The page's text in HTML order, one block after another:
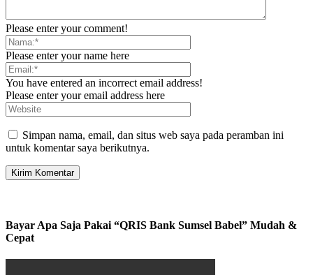
Please enter your comment!
Please enter your name here
You have entered an incorrect email address!
Please enter your email address here
Simpan nama, email, dan situs web saya pada peramban ini
untuk komentar saya berikutnya.
Bayar Apa Saja Pakai “QRIS Bank Sumsel Babel” Mudah &
Cepat